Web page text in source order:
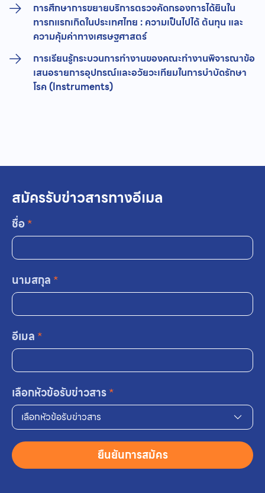
การศึกษาการขยายบริการตรวจคัดกรองการได้ยินใน
ทารกแรกเกิดในประเทศไทย : ความเป็นไปได้ ต้นทุน และ
ความคุ้มค่าทางเศรษฐศาสตร์
การเรียนรู้กระบวนการทำงานของคณะทำงานพิจารณาข้อ
เสนอรายการอุปกรณ์และอวัยวะเทียมในการบำบัดรักษา
โรค (Instruments)
สมัครรับข่าวสารทางอีเมล
ชื่อ*
นามสกุล *
อีเมล *
เลือกหัวข้อรับข่าวสาร*
เลือกหัวข้อรับข่าวสาร
ยืนยันการสมัคร